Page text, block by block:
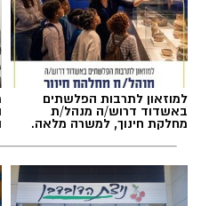
תגים: בוי ג'ורג'
למוזאון לתרבות הפלשתים
באשדוד דרוש/ה מנהל/ת
מחלקת חינוך, למשרה מלאה.